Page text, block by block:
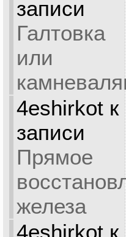
записи
Галтовка
или
4eshirkotк
записи
Прямое
железа
4eshirkotк